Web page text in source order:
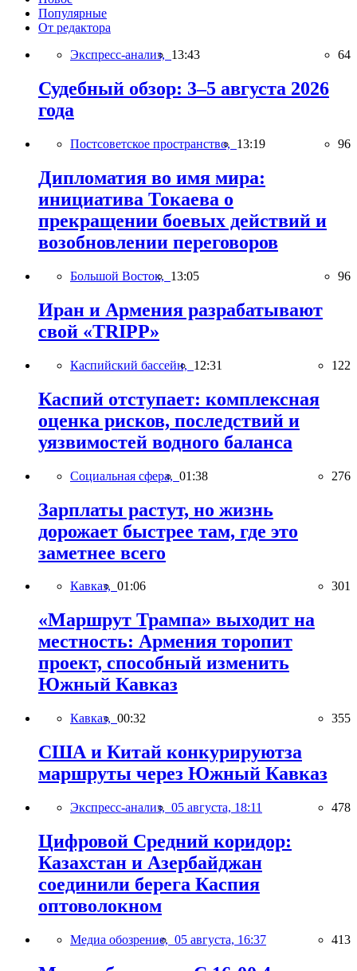
Популярные
От редактора
Экспресс-анализ, 13:43 64
Судебный обзор: 3–5 августа 2026
года
Постсоветское пространство, 13:19 96
Дипломатия во имя мира:
инициатива Токаева о
прекращении боевых действий и
возобновлении переговоров
Большой Восток, 13:05 96
Иран и Армения разрабатывают
свой «TRIPP»
Каспийский бассейн, 12:31 122
Каспий отступает: комплексная
оценка рисков, последствий и
уязвимостей водного баланса
Социальная сфера, 01:38 276
Зарплаты растут, но жизнь
дорожает быстрее там, где это
заметнее всего
Кавказ, 01:06 301
«Маршрут Трампа» выходит на
местность: Армения торопит
проект, способный изменить
Южный Кавказ
Кавказ, 00:32 355
США и Китай конкурируютза
маршруты через Южный Кавказ
Экспресс-анализ, 05 августа, 18:11 478
Цифровой Средний коридор:
Казахстан и Азербайджан
соединили берега Каспия
оптоволокном
Медиа обозрение, 05 августа, 16:37 413